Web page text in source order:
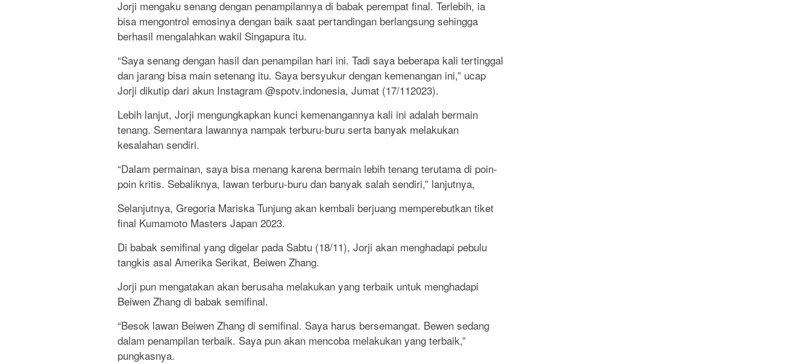
Jorji mengaku senang dengan penampilannya di babak perempat final. Terlebih, ia
bisa mengontrol emosinya dengan baik saat pertandingan berlangsung sehingga
berhasil mengalahkan wakil Singapura itu.
“Saya senang dengan hasil dan penampilan hari ini. Tadi saya beberapa kali tertinggal
dan jarang bisa main setenang itu. Saya bersyukur dengan kemenangan ini,” ucap
Jorji dikutip dari akun Instagram @spotv.indonesia, Jumat (17/112023).
Lebih lanjut, Jorji mengungkapkan kunci kemenangannya kali ini adalah bermain
tenang. Sementara lawannya nampak terburu-buru serta banyak melakukan
kesalahan sendiri.
“Dalam permainan, saya bisa menang karena bermain lebih tenang terutama di poin-
poin kritis. Sebaliknya, lawan terburu-buru dan banyak salah sendiri,” lanjutnya,
Selanjutnya, Gregoria Mariska Tunjung akan kembali berjuang memperebutkan tiket
final Kumamoto Masters Japan 2023.
Di babak semifinal yang digelar pada Sabtu (18/11), Jorji akan menghadapi pebulu
tangkis asal Amerika Serikat, Beiwen Zhang.
Jorji pun mengatakan akan berusaha melakukan yang terbaik untuk menghadapi
Beiwen Zhang di babak semifinal.
“Besok lawan Beiwen Zhang di semifinal. Saya harus bersemangat. Bewen sedang
dalam penampilan terbaik. Saya pun akan mencoba melakukan yang terbaik,”
pungkasnya.